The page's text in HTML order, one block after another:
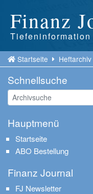
Finanz
Startseite Heftarchiv
Schnellsuche
Hauptmenü
Startseite
ABO Bestellung
Finanz Journal
FJ Newsletter